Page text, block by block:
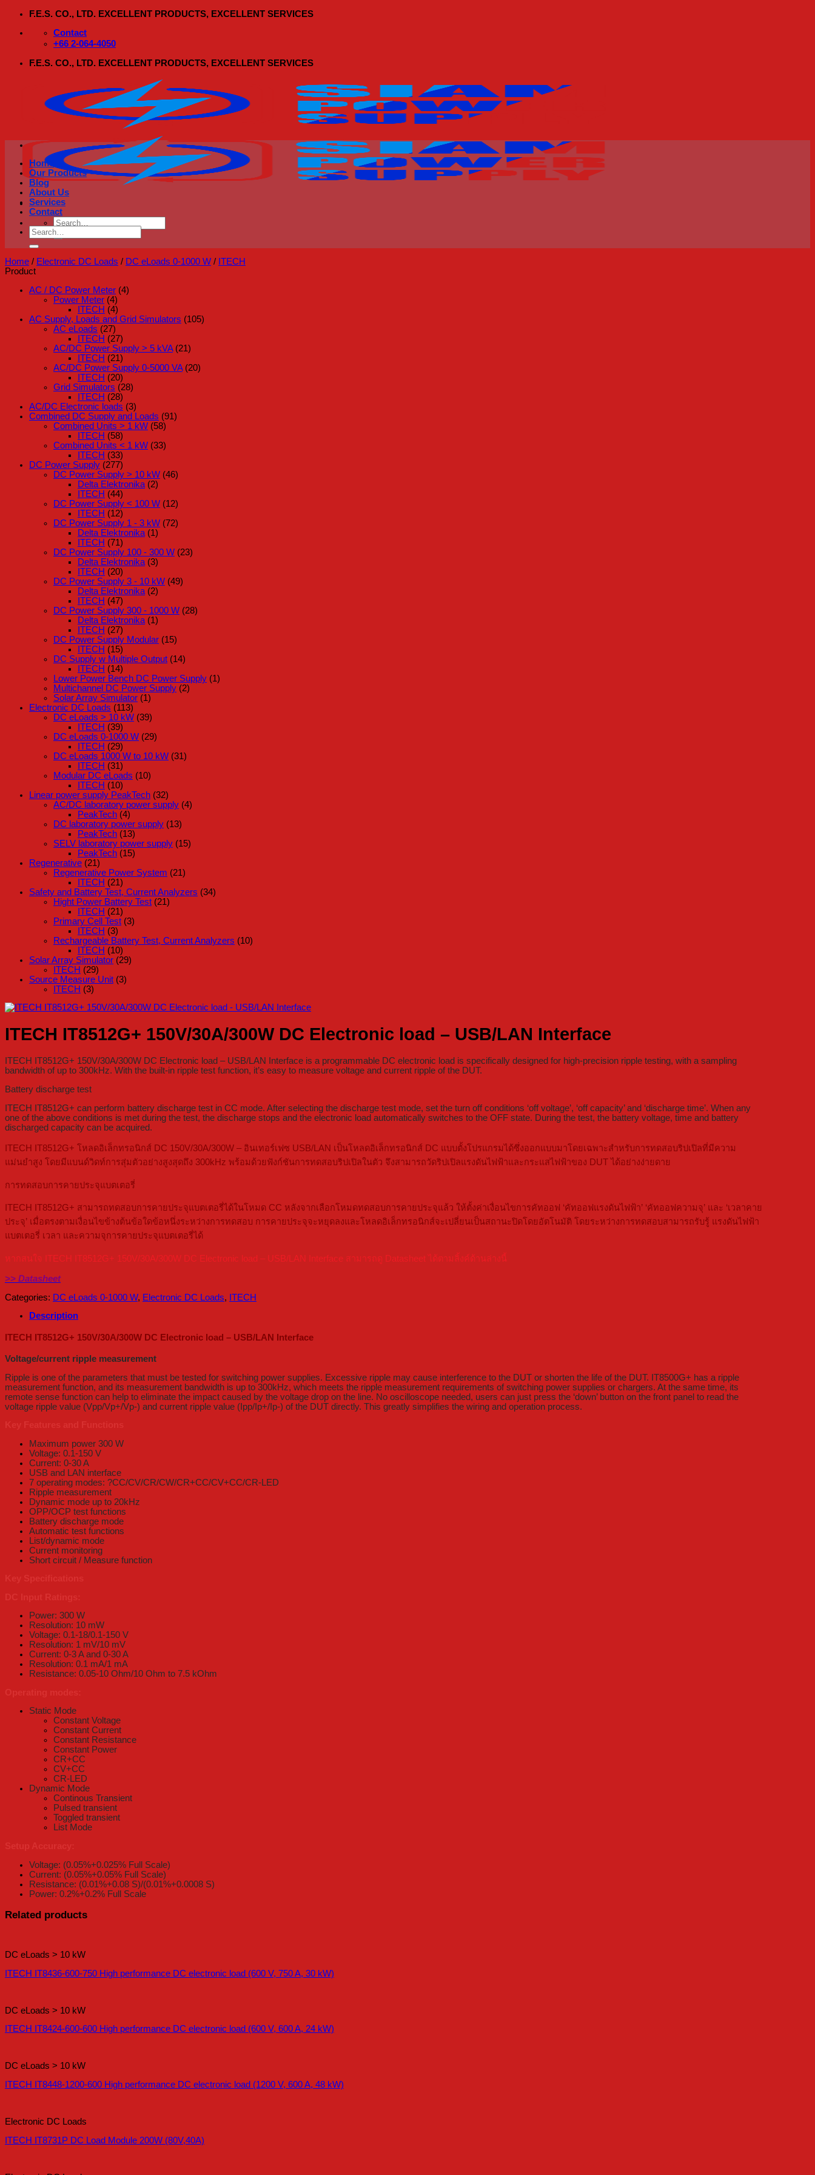
Skip
content
F.E.S. CO., LTD. EXCELLENT PRODUCTS, EXCELLENT SERVICES
Contact
+66 2-064-4050
F.E.S. CO., LTD. EXCELLENT PRODUCTS, EXCELLENT SERVICES
Search
for:
Home
Our Products
Blog
About Us
Services
Contact
Search
for:
Home / Electronic DC Loads / DC eLoads 0-1000 W / ITECH
Product
AC / DC Power Meter (4)
Power Meter (4)
ITECH (4)
AC Supply, Loads and Grid Simulators (105)
AC eLoads (27)
ITECH (27)
AC/DC Power Supply > 5 kVA (21)
ITECH (21)
AC/DC Power Supply 0-5000 VA (20)
ITECH (20)
Grid Simulators (28)
ITECH (28)
AC/DC Electronic loads (3)
Combined DC Supply and Loads (91)
Combined Units > 1 kW (58)
ITECH (58)
Combined Units < 1 kW (33)
ITECH (33)
DC Power Supply (277)
DC Power Supply > 10 kW (46)
Delta Elektronika (2)
ITECH (44)
DC Power Supply < 100 W (12)
ITECH (12)
DC Power Supply 1 - 3 kW (72)
Delta Elektronika (1)
ITECH (71)
DC Power Supply 100 - 300 W (23)
Delta Elektronika (3)
ITECH (20)
DC Power Supply 3 - 10 kW (49)
Delta Elektronika (2)
ITECH (47)
DC Power Supply 300 - 1000 W (28)
Delta Elektronika (1)
ITECH (27)
DC Power Supply Modular (15)
ITECH (15)
DC Supply w Multiple Output (14)
ITECH (14)
Lower Power Bench DC Power Supply (1)
Multichannel DC Power Supply (2)
Solar Array Simulator (1)
Electronic DC Loads (113)
DC eLoads > 10 kW (39)
ITECH (39)
DC eLoads 0-1000 W (29)
ITECH (29)
DC eLoads 1000 W to 10 kW (31)
ITECH (31)
Modular DC eLoads (10)
ITECH (10)
Linear power supply PeakTech (32)
AC/DC laboratory power supply (4)
PeakTech (4)
DC laboratory power supply (13)
PeakTech (13)
SELV laboratory power supply (15)
PeakTech (15)
Regenerative (21)
Regenerative Power System (21)
ITECH (21)
Safety and Battery Test, Current Analyzers (34)
Hight Power Battery Test (21)
ITECH (21)
Primary Cell Test (3)
ITECH (3)
Rechargeable Battery Test, Current Analyzers (10)
ITECH (10)
Solar Array Simulator (29)
ITECH (29)
Source Measure Unit (3)
ITECH (3)
ITECH IT8512G+ 150V/30A/300W DC Electronic load – USB/LAN Interface
ITECH IT8512G+ 150V/30A/300W DC Electronic load – USB/LAN Interface is a programmable DC electronic load is specifically designed for high-precision ripple testing, with a sampling
bandwidth of up to 300kHz. With the built-in ripple test function, it’s easy to measure voltage and current ripple of the DUT.
Battery discharge test
ITECH IT8512G+ can perform battery discharge test in CC mode. After selecting the discharge test mode, set the turn off conditions ‘off voltage’, ‘off capacity’ and ‘discharge time’. When any
one of the above conditions is met during the test, the discharge stops and the electronic load automatically switches to the OFF state. During the test, the battery voltage, time and battery
discharged capacity can be acquired.
ITECH IT8512G+ โหลดอิเล็กทรอนิกส์ DC 150V/30A/300W – อินเทอร์เฟซ USB/LAN เป็นโหลดอิเล็กทรอนิกส์ DC แบบตั้งโปรแกรมได้ซึ่งออกแบบมาโดยเฉพาะสำหรับการทดสอบริปเปิลที่มีความ
แม่นยำสูง โดยมีแบนด์วิดท์การสุ่มตัวอย่างสูงสุดถึง 300kHz พร้อมด้วยฟังก์ชันการทดสอบริปเปิลในตัว จึงสามารถวัดริปเปิลแรงดันไฟฟ้าและกระแสไฟฟ้าของ DUT ได้อย่างง่ายดาย
การทดสอบการคายประจุแบตเตอรี่
ITECH IT8512G+ สามารถทดสอบการคายประจุแบตเตอรี่ได้ในโหมด CC หลังจากเลือกโหมดทดสอบการคายประจุแล้ว ให้ตั้งค่าเงื่อนไขการคัทออฟ ‘คัทออฟแรงดันไฟฟ้า’ ‘คัทออฟความจุ’ และ ‘เวลาคาย
ประจุ’ เมื่อตรงตามเงื่อนไขข้างต้นข้อใดข้อหนึ่งระหว่างการทดสอบ การคายประจุจะหยุดลงและโหลดอิเล็กทรอนิกส์จะเปลี่ยนเป็นสถานะปิดโดยอัตโนมัติ โดยระหว่างการทดสอบสามารถรับรู้ แรงดันไฟฟ้า
แบตเตอรี่ เวลา และความจุการคายประจุแบตเตอรี่ได้
หากสนใจ ITECH IT8512G+ 150V/30A/300W DC Electronic load – USB/LAN Interface สามารถดู Datasheet ได้ตามลิ้งค์ด้านล่างนี้
>> Datasheet
Categories: DC eLoads 0-1000 W, Electronic DC Loads, ITECH
Description
ITECH IT8512G+ 150V/30A/300W DC Electronic load – USB/LAN Interface
Voltage/current ripple measurement
Ripple is one of the parameters that must be tested for switching power supplies. Excessive ripple may cause interference to the DUT or shorten the life of the DUT. IT8500G+ has a ripple
measurement function, and its measurement bandwidth is up to 300kHz, which meets the ripple measurement requirements of switching power supplies or chargers. At the same time, its
remote sense function can help to eliminate the impact caused by the voltage drop on the line. No oscilloscope needed, users can just press the ‘down’ button on the front panel to read the
voltage ripple value (Vpp/Vp+/Vp-) and current ripple value (Ipp/Ip+/Ip-) of the DUT directly. This greatly simplifies the wiring and operation process.
Maximum power 300 W
Voltage: 0.1-150 V
Current: 0-30 A
USB and LAN interface
7 operating modes: ?CC/CV/CR/CW/CR+CC/CV+CC/CR-LED
Ripple measurement
Dynamic mode up to 20kHz
OPP/OCP test functions
Battery discharge mode
Automatic test functions
List/dynamic mode
Current monitoring
Short circuit / Measure function
Power: 300 W
Resolution: 10 mW
Voltage: 0.1-18/0.1-150 V
Resolution: 1 mV/10 mV
Current: 0-3 A and 0-30 A
Resolution: 0.1 mA/1 mA
Resistance: 0.05-10 Ohm/10 Ohm to 7.5 kOhm
Static Mode
Constant Voltage
Constant Current
Constant Resistance
Constant Power
CR+CC
CV+CC
CR-LED
Dynamic Mode
Continous Transient
Pulsed transient
Toggled transient
List Mode
Voltage: (0.05%+0.025% Full Scale)
Current: (0.05%+0.05% Full Scale)
Resistance: (0.01%+0.08 S)/(0.01%+0.0008 S)
Power: 0.2%+0.2% Full Scale
Related products
DC eLoads > 10 kW
ITECH IT8436-600-750 High performance DC electronic load (600 V, 750 A, 30 kW)
DC eLoads > 10 kW
ITECH IT8424-600-600 High performance DC electronic load (600 V, 600 A, 24 kW)
DC eLoads > 10 kW
ITECH IT8448-1200-600 High performance DC electronic load (1200 V, 600 A, 48 kW)
Electronic DC Loads
ITECH IT8731P DC Load Module 200W (80V,40A)